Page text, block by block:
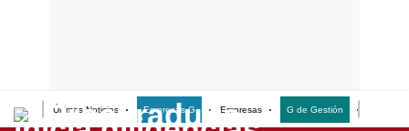
Últimas Noticias Empresas G Empresas G de Gestión
Lo último